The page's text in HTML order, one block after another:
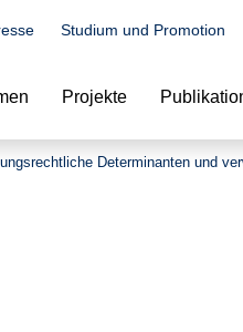
Studium und Promotion
Projekte
Determinanten und